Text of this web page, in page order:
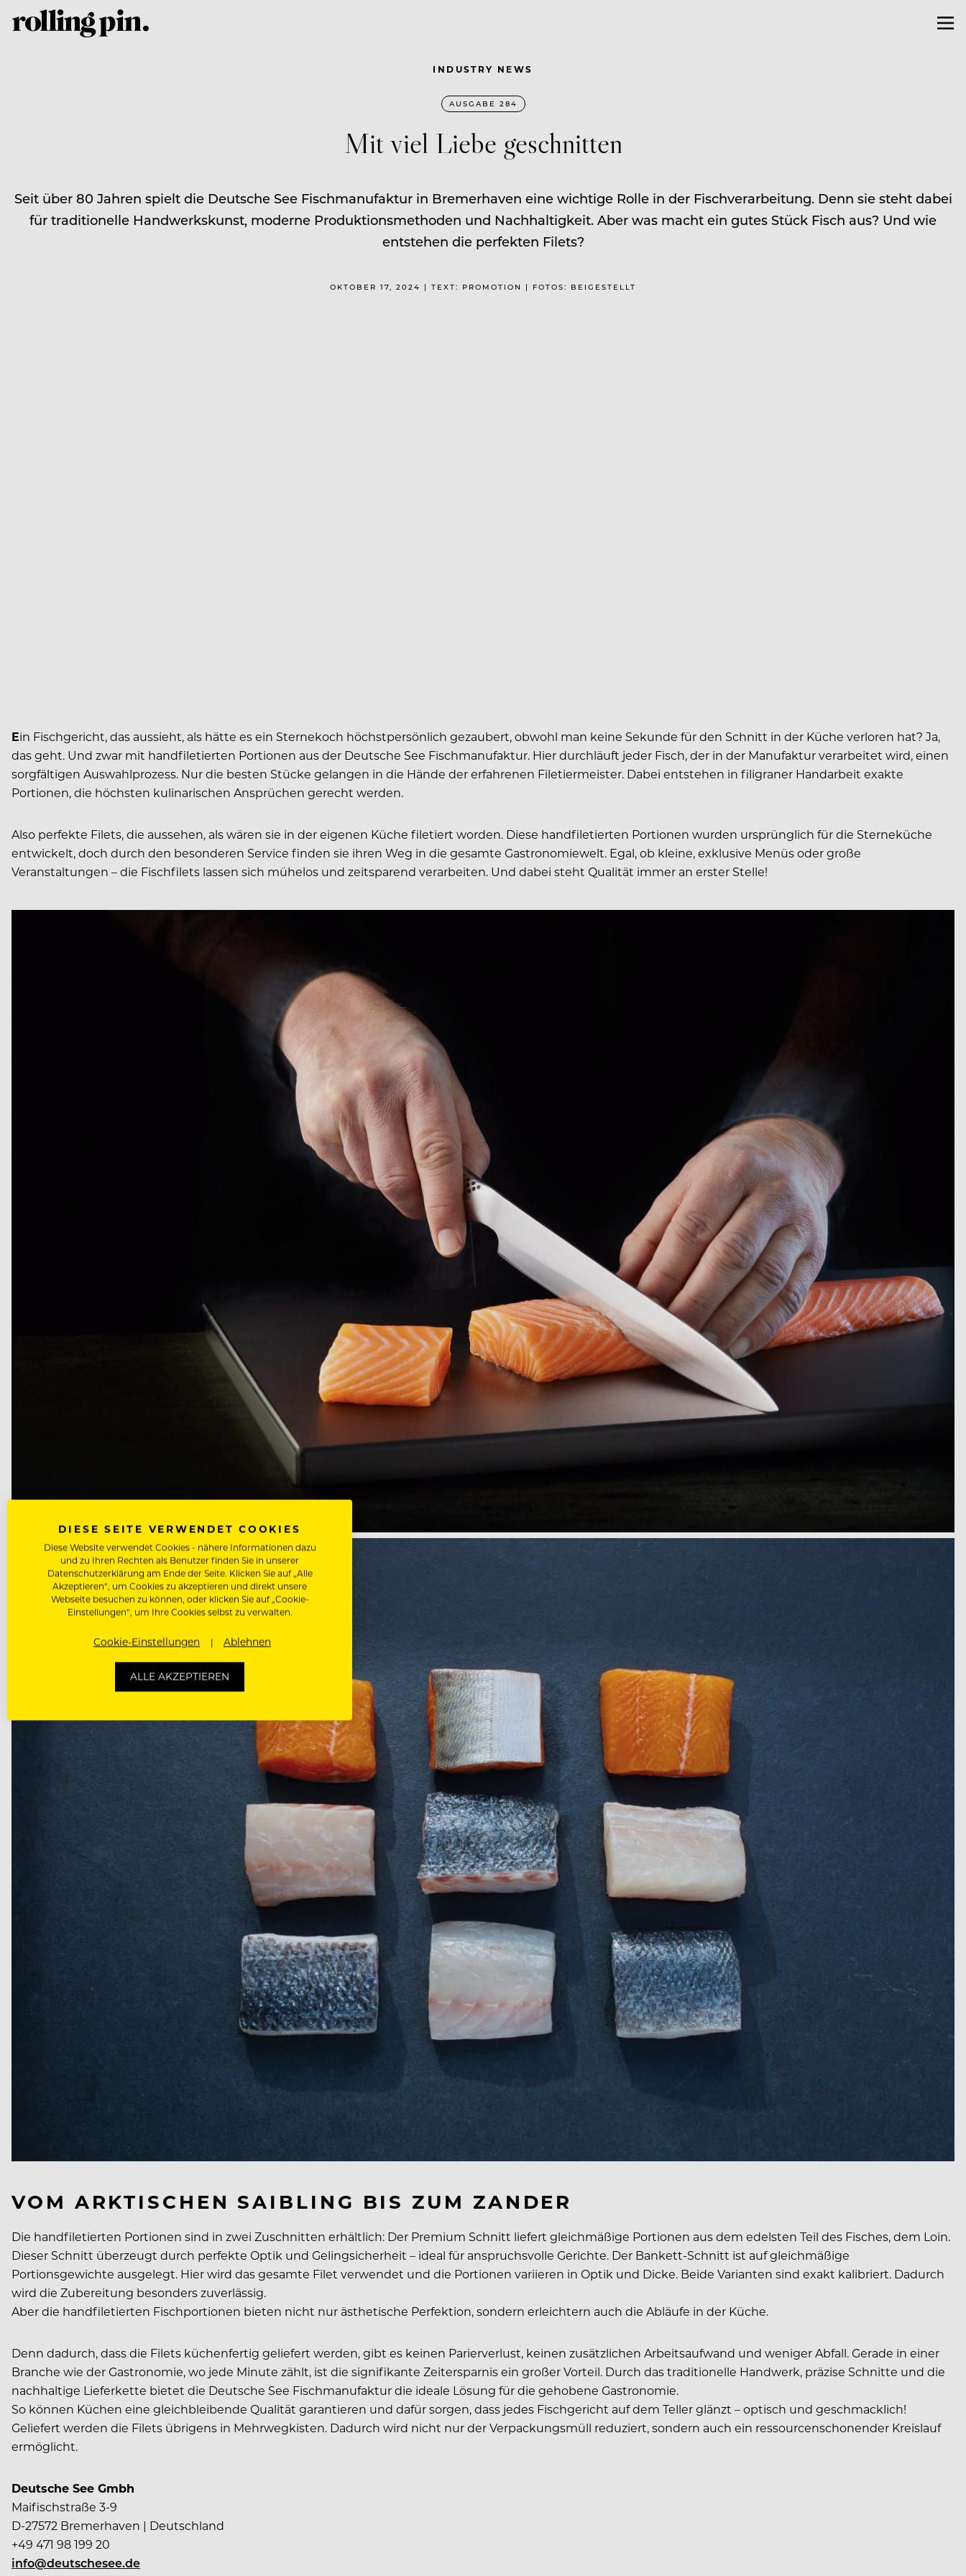
INDUSTRY NEWS
AUSGABE 284
Mit viel Liebe geschnitten
Seit über 80 Jahren spielt die Deutsche See Fischmanufaktur in Bremerhaven eine wichtige Rolle in der Fischverarbeitung. Denn sie steht dabei
für traditionelle Handwerkskunst, moderne Produktionsmethoden und Nachhaltigkeit. Aber was macht ein gutes Stück Fisch aus? Und wie
entstehen die perfekten Filets?
OKTOBER 17, 2024 | TEXT: PROMOTION | FOTOS: BEIGESTELLT
Ein Fischgericht, das aussieht, als hätte es ein Sternekoch höchstpersönlich gezaubert, obwohl man keine Sekunde für den Schnitt in der Küche verloren hat? Ja,
das geht. Und zwar mit handfiletierten Portionen aus der Deutsche See Fischmanufaktur. Hier durchläuft jeder Fisch, der in der Manufaktur verarbeitet wird, einen
sorgfältigen Auswahlprozess. Nur die besten Stücke gelangen in die Hände der erfahrenen Filetiermeister. Dabei entstehen in filigraner Handarbeit exakte
Portionen, die höchsten kulinarischen Ansprüchen gerecht werden.
Also perfekte Filets, die aussehen, als wären sie in der eigenen Küche filetiert worden. Diese handfiletierten Portionen wurden ursprünglich für die Sterneküche
entwickelt, doch durch den besonderen Service finden sie ihren Weg in die gesamte Gastronomiewelt. Egal, ob kleine, exklusive Menüs oder große
Veranstaltungen – die Fischfilets lassen sich mühelos und zeitsparend verarbeiten. Und dabei steht Qualität immer an erster Stelle!
VOM ARKTISCHEN SAIBLING BIS ZUM ZANDER
Die handfiletierten Portionen sind in zwei Zuschnitten erhältlich: Der Premium Schnitt liefert gleichmäßige Portionen aus dem edelsten Teil des Fisches, dem Loin.
Dieser Schnitt überzeugt durch perfekte Optik und Gelingsicherheit – ideal für anspruchsvolle Gerichte. Der Bankett-Schnitt ist auf gleichmäßige
Portionsgewichte ausgelegt. Hier wird das gesamte Filet verwendet und die Portionen variieren in Optik und Dicke. Beide Varianten sind exakt kalibriert. Dadurch
wird die Zubereitung besonders zuverlässig.
Aber die handfiletierten Fischportionen bieten nicht nur ästhetische Perfektion, sondern erleichtern auch die Abläufe in der Küche.
Denn dadurch, dass die Filets küchen­fertig geliefert werden, gibt es keinen Parierverlust, keinen zusätzlichen Arbeitsaufwand und weniger Abfall. Gerade in einer
Branche wie der Gastronomie, wo jede Minute zählt, ist die signifikante Zeitersparnis ein großer Vorteil. Durch das traditionelle Handwerk, präzise Schnitte und die
nachhaltige Lieferkette bietet die Deutsche See Fischmanufaktur die ideale Lösung für die gehobene Gastronomie.
So können Küchen eine gleichbleibende Qualität garantieren und dafür sorgen, dass jedes Fischgericht auf dem Teller glänzt – optisch und geschmacklich!
Geliefert werden die Filets übrigens in Mehrwegkisten. Dadurch wird nicht nur der Verpackungsmüll reduziert, sondern auch ein ressourcenschonender Kreislauf
ermöglicht.
Deutsche See Gmbh
Maifischstraße 3-9
D-27572 Bremerhaven | Deutschland
+49 471 98 199 20
info@deutschesee.de
DIESE SEITE VERWENDET COOKIES
Diese Website verwendet Cookies - nähere Informationen dazu
und zu Ihren Rechten als Benutzer finden Sie in unserer
Datenschutzerklärung am Ende der Seite. Klicken Sie auf „Alle
Akzeptieren“, um Cookies zu akzeptieren und direkt unsere
Webseite besuchen zu können, oder klicken Sie auf „Cookie-
Einstellungen“, um Ihre Cookies selbst zu verwalten.
Cookie-Einstellungen Ablehnen
ALLE AKZEPTIEREN